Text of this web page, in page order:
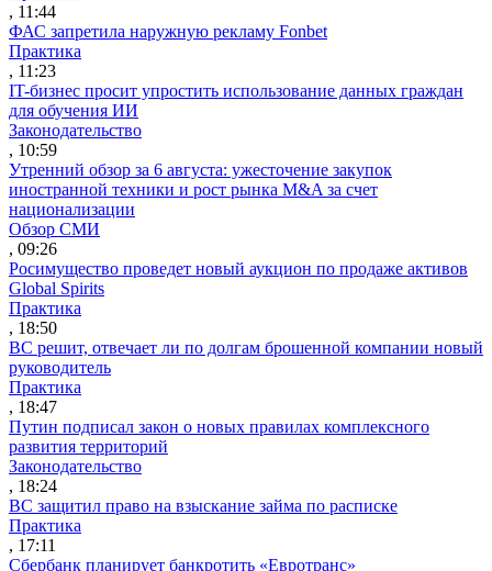
, 11:44
ФАС запретила наружную рекламу Fonbet
Практика
, 11:23
IT-бизнес просит упростить использование данных граждан
для обучения ИИ
Законодательство
, 10:59
Утренний обзор за 6 августа: ужесточение закупок
иностранной техники и рост рынка M&A за счет
национализации
Обзор СМИ
, 09:26
Росимущество проведет новый аукцион по продаже активов
Global Spirits
Практика
, 18:50
ВС решит, отвечает ли по долгам брошенной компании новый
руководитель
Практика
, 18:47
Путин подписал закон о новых правилах комплексного
развития территорий
Законодательство
, 18:24
ВС защитил право на взыскание займа по расписке
Практика
, 17:11
Сбербанк планирует банкротить «Евротранс»